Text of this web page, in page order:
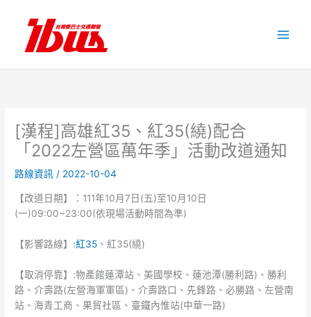
內
[漢程]高雄紅35、紅35(繞)配合
「2022左營區萬年季」活動改道通知
路線資訊 / 2022-10-04
【改道日期】：111年10月7日(五)至10月10日
(一)09:00~23:00(依現場活動時間為準)
【影響路線】:紅35 、紅35(繞)
【取消停靠】:物產館蓮潭站、美國學校、蓮池潭(勝利路)、勝利
路、介壽路(左營海軍軍區)、介壽路口、先鋒路、必勝路、左營南
站、海青工商、果貿社區、臺鐵內惟站(中華一路)